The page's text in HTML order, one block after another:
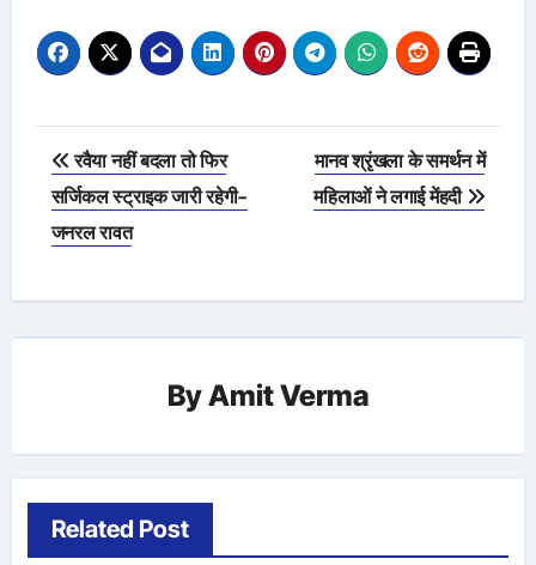
Post
navigation
रवैया नहीं बदला तो फिर
सर्जिकल स्ट्राइक जारी रहेगी-
जनरल रावत
मानव श्रृंखला के समर्थन में
महिलाओं ने लगाई मेंहदी
ByAmit Verma
Related Post